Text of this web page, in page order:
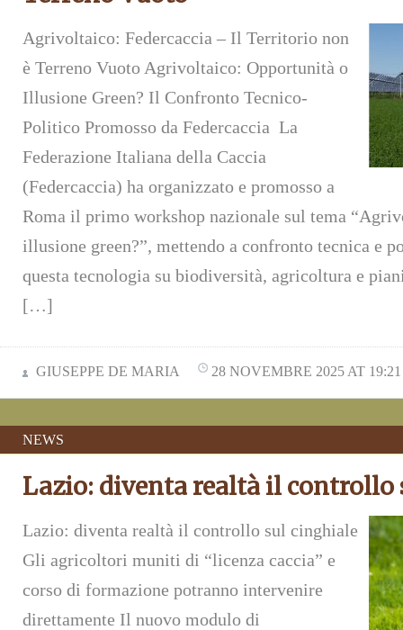
Agrivoltaico: Federcaccia – Il Territorio non
è Terreno Vuoto Agrivoltaico: Opportunità o
Illusione Green? Il Confronto Tecnico-
Politico Promosso da Federcaccia La
Federazione Italiana della Caccia
(Federcaccia) ha organizzato e promosso a
Roma il primo workshop nazionale sul tema
illusione green?”, mettendo a confronto tecnica e
questa tecnologia su biodiversità, agricoltura e
[…]
GIUSEPPE DE MARIA 28 NOVEMBRE 2025 AT 19:21
NEWS
Lazio: diventa realtà il controllo
Lazio: diventa realtà il controllo sul cinghiale
Gli agricoltori muniti di “licenza caccia” e
corso di formazione potranno intervenire
direttamente Il nuovo modulo di